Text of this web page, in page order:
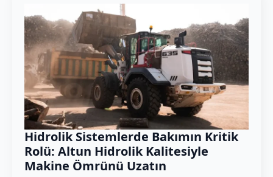
Hidrolik Sistemlerde Bakımın Kritik
Rolü: Altun Hidrolik Kalitesiyle
Makine Ömrünü Uzatın